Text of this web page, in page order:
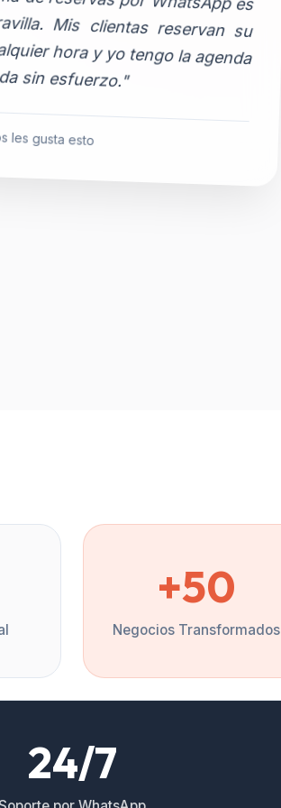
sin esfuerzo."
les gusta esto
+50
Negocios Transformados
24/7